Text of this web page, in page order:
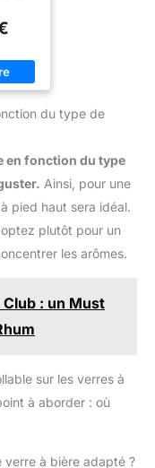
du type de
en fonction du type
Ainsi, pour une
pied haut sera idéal.
optez plutôt pour un
les arômes.
: un Must
sur les verres à
à aborder : où
verre à bière adapté ?